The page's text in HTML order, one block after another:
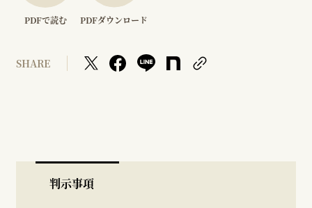
PDFで読む PDFダウンロード
SHARE
判示事項